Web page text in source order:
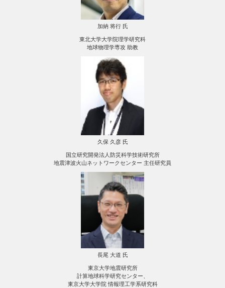
加納 将行 氏
東北大学大学院理学研究科
地球物理学専攻 助教
久保 久彦 氏
国立研究開発法人防災科学技術研究所
地震津波火山ネットワークセンター 主任研究員
長尾 大道 氏
東京大学地震研究所
計算地球科学研究センター、
東京大学大学院 情報理工学系研究科